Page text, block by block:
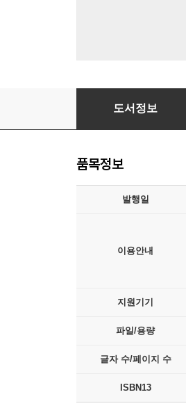
청년 반크 세계를 품다
도서정보
품목정보
발행일
이용안내
지원기기
파일/용량
글자 수/페이지 수
ISBN13